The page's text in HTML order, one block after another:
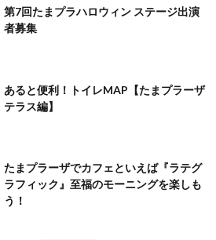
第7回たまプラハロウィン ステージ出演
者募集
あると便利！トイレMAP【たまプラーザ
テラス編】
たまプラーザでカフェといえば『ラテグ
ラフィック』至福のモーニングを楽しも
う！